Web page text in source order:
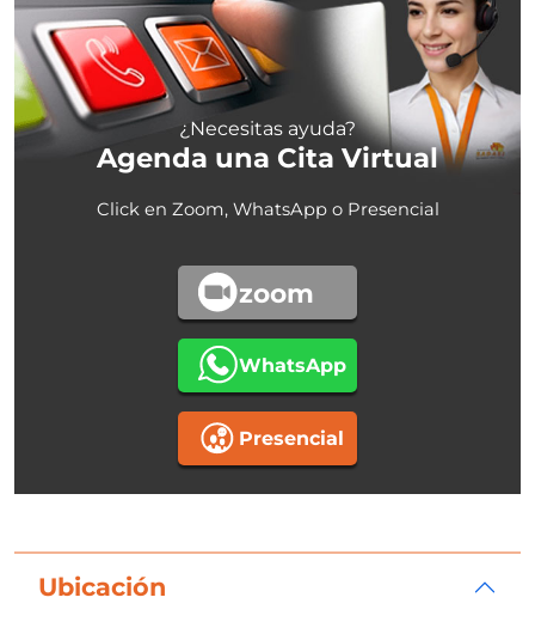
¿Necesitas ayuda?
Agenda una Cita Virtual
Click en Zoom, WhatsApp o Presencial
zoom
WhatsApp
Presencial
Ubicación